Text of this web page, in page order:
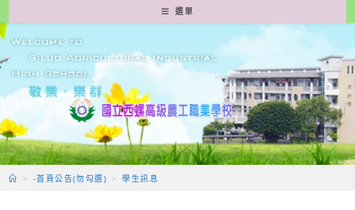
轉
至
要
容
選單
> -首頁公告(勿勾選) > 學生訊息